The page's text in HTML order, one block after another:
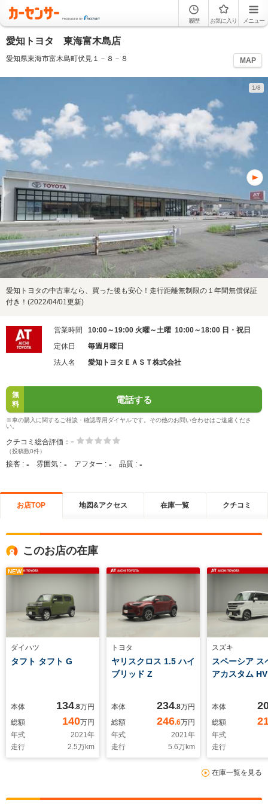
履歴 お気に入り メニュー
愛知トヨタ 東海富木島店
愛知県東海市富木島町伏見１－８－８ MAP
1/8
愛知トヨタの中古車なら、買った後も安心！走行距離無制限の１年間無償保証
付き！(2022/04/01更新)
営業時間
10:00～19:00 火曜～土曜 10:00～18:00 日・祝日
定休日
毎週月曜日
法人名
愛知トヨタＥＡＳＴ株式会社
無
料
電話する
※車の購入に関するご相談・確認専用ダイヤルです。その他のお問い合わせはご遠慮くださ
い。
クチコミ総合評価： -
（投稿数0件）
接客 : - 雰囲気 : - アフター : - 品質 : -
お店TOP 地図&アクセス 在庫一覧 クチコミ
このお店の在庫
NEW
ダイハツ
タフト タフト G
本体 134.8万円
総額
140万円
年式
2021年
走行
2.5万km
トヨタ
ヤリスクロス 1.5 ハイ
ブリッド Z
本体 234.8万円
総額
246.6万円
年式
2021年
走行
5.6万km
スズキ
スペーシア ス
アカスタム
本体
総額
年式
走行
在庫一覧を見る